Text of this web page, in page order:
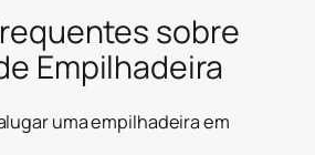
sobre
Empilhadeira
uma empilhadeira em